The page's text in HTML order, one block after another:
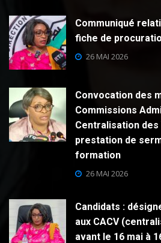
Communiqué
fiche de
26 MAI 2026
Convocation des
Commissions
Centralisation des
prestation de
formation
26 MAI 2026
Candidats :
aux CACV
avant le 16 mai à